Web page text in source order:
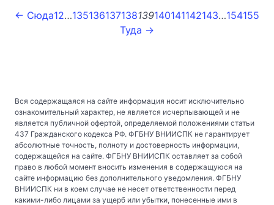
← Сюда12…135136137138139140141142143…154155
Туда →
Вся содержащаяся на сайте информация носит исключительно
ознакомительный характер, не является исчерпывающей и не
является публичной офертой, определяемой положениями статьи
437 Гражданского кодекса РФ. ФГБНУ ВНИИСПК не гарантирует
абсолютные точность, полноту и достоверность информации,
содержащейся на сайте. ФГБНУ ВНИИСПК оставляет за собой
право в любой момент вносить изменения в содержащуюся на
сайте информацию без дополнительного уведомления. ФГБНУ
ВНИИСПК ни в коем случае не несет ответственности перед
какими-либо лицами за ущерб или убытки, понесенные ими в